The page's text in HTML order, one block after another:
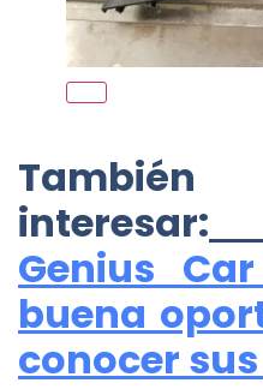
interesar:
Genius
buena
conocer